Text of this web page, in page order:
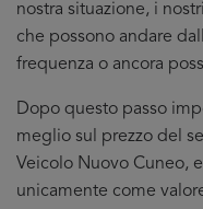
nostra situazione, i
che possono andare
frequenza o ancora
Dopo questo passo
meglio sul prezzo del
Veicolo Nuovo Cuneo,
unicamente come